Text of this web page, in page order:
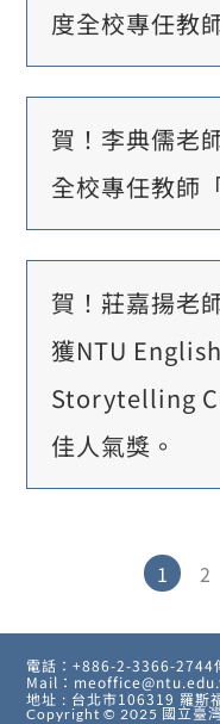
度全校專任教
賀！李典儒老
全校專任教師
賀！莊嘉揚老
獲NTU
Storytelling
佳人氣獎。
1 2
電話：+886-2-3366-2744
Mail：
地址 : 台北市106319 羅斯
Copyright © 2025 國立臺